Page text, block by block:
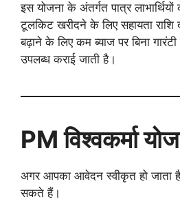
इस योजना के अंतर्गत पात्र लाभार्थियों
टूलकिट खरीदने के लिए सहायता राशि
बढ़ाने के लिए कम ब्याज पर बिना
उपलब्ध कराई जाती है।
PM विश्वकर्मा
अगर आपका आवेदन स्वीकृत हो जाता
सकते हैं।